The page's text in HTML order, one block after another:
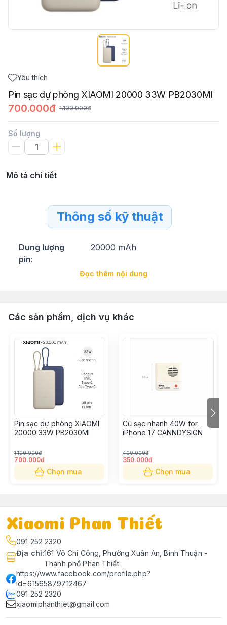
Yêu thích
Pin sạc dự phòng XIAOMI 20000 33W PB2030MI
700.000đ 1.100.000đ
Số lượng
Mô tả chi tiết
Thông số kỹ thuật
Dung lượng
pin:
20000 mAh
nghệ/Tiện ích:
Power Delivery
Quick Charge 3.0
Thời gian sạc
Khoảng 5.5 giờ (dùng Adapter
18W và cáp Type C đi kèm)
Nguồn ra:
- 2.25A, 12V - 1.67A (Max
9V - 3A, 11V - 3A, 12V - 2.5A,
15V - 2A, 20V - 1.5A (Max
Nguồn vào:
Type C/ Cáp Type C: 5V - 3A,
9V - 3A, 12V - 2.5A (Max
30W)
Kích thước:
Dày 3.05 cm - Rộng 7.05 cm -
Dài 12.7 cm
Khối lượng:
Thương hiệu
Đọc thêm nội dung
Các sản phẩm, dịch vụ khác
Pin sạc dự phòng XIAOMI
20000 33W PB2030MI
1.100.000đ
700.000đ
Chọn mua
Củ sạc nhanh 40W for
iPhone 17 CANNDYSIGN
400.000đ
350.000đ
Chọn mua
Xiaomi Phan Thiết
091 252 2320
Địa chỉ:161 Võ Chí Công, Phường Xuân An, Bình Thuận -
Thành phố Phan Thiết
https://www.facebook.com/profile.php?
id=61565879712467
091 252 2320
xiaomiphanthiet@gmail.com